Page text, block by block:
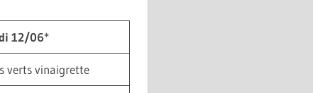
12/06*
verts vinaigrette